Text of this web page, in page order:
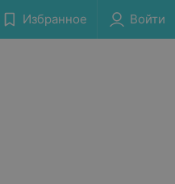
Избранное Войти